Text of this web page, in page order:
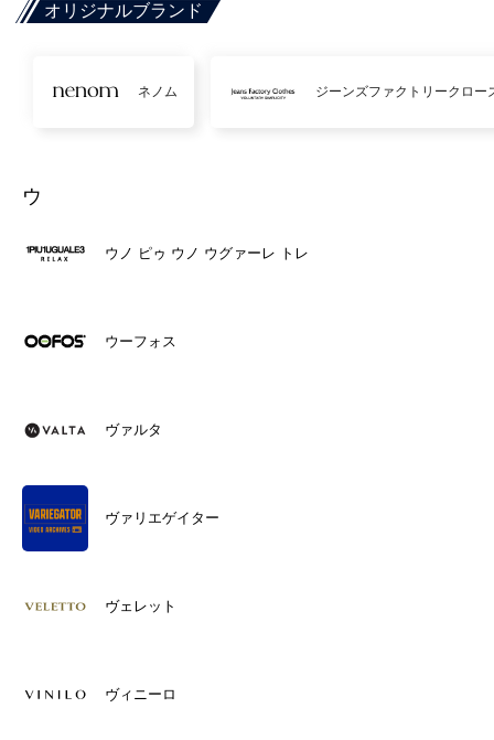
オリジナルブランド
ネノム ジーンズファクトリークロー
ウ
ウノ ピゥ ウノ ウグァーレ トレ
ウーフォス
ヴァルタ
ヴァリエゲイター
ヴェレット
ヴィニーロ